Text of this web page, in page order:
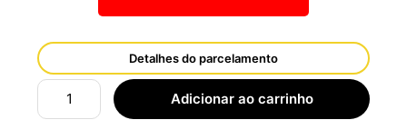
Detalhes do parcelamento
Adicionar ao carrinho